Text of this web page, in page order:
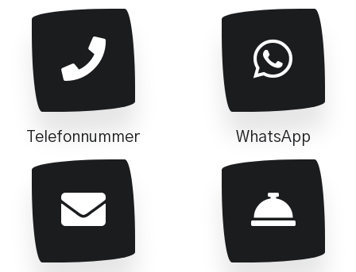
Telefonnummer WhatsApp